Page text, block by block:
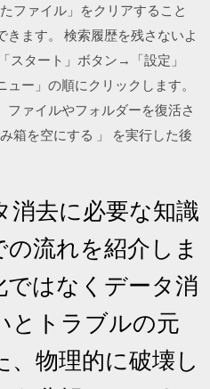
ファイル」をクリアすること
ます。 検索履歴を残さないよ
スタート」ボタン→「設定」
ー」の順にクリックします。
ファイルやフォルダーを復活さ
箱を空にする 」 を実行した後
消去に必要な知識
流れを紹介しま
はなくデータ消
とトラブルの元
、物理的に破壊し